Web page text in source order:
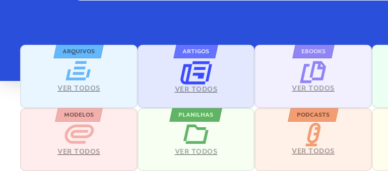
ARQUIVOS
VER TODOS
ARTIGOS
VER TODOS
EBOOKS
VER TODOS
MODELOS
VER TODOS
PLANILHAS
VER TODOS
PODCASTS
VER TODOS